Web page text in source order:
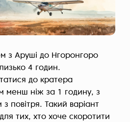
з Аруші до Нгоронгоро
4 годин.
до кратера
менш ніж за 1 годину, з
повітря. Такий варіант
тих, хто хоче скоротити